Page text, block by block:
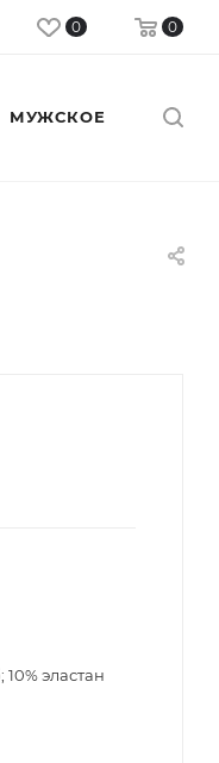
0 0
МУЖСКОЕ
10% эластан